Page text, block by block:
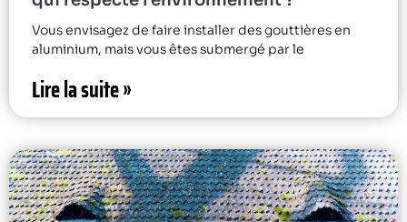
Vous envisagez de faire installer des gouttières en
aluminium, mais vous êtes submergé par le
Lire la suite »